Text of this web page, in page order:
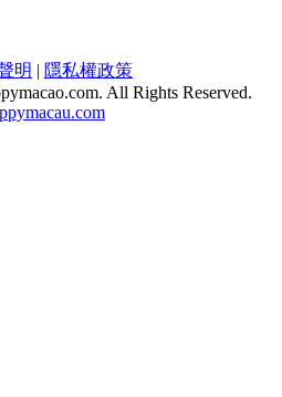
明 | 隱私權政策
All Rights Reserved.